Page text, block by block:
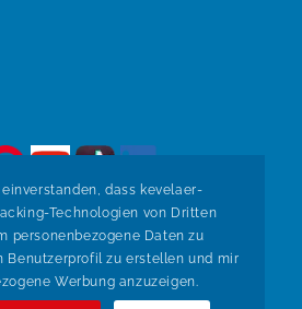
dass kevelaer-
Technologien von Dritten
personenbezogene Daten zu
Benutzerprofil zu erstellen und mir
Werbung anzuzeigen.